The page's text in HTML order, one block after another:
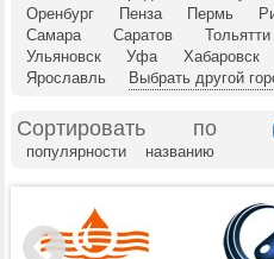
Оренбург
Пенза Пермь
Самара
Саратов Тольятти
Ульяновск
Уфа Хабаровск
Ярославль
Выбрать другой
Сортировать по
популярности
названию